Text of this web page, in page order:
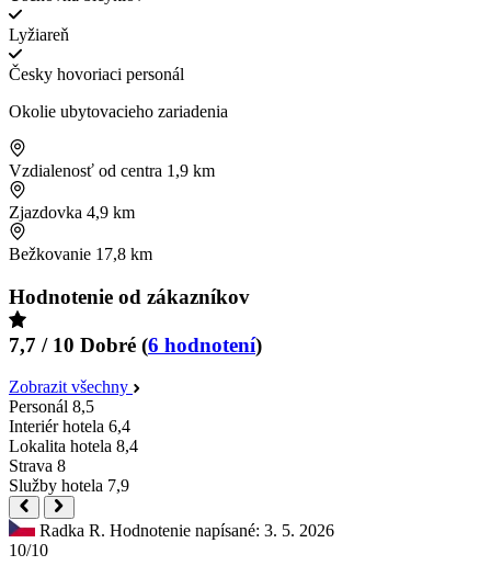
Lyžiareň
Česky hovoriaci personál
Okolie ubytovacieho zariadenia
Vzdialenosť od centra 1,9 km
Zjazdovka 4,9 km
Bežkovanie 17,8 km
Hodnotenie od zákazníkov
7,7 / 10 Dobré (6 hodnotení)
Zobrazit všechny
Personál 8,5
Interiér hotela 6,4
Lokalita hotela 8,4
Strava 8
Služby hotela 7,9
Radka R. Hodnotenie napísané: 3. 5. 2026
10/10